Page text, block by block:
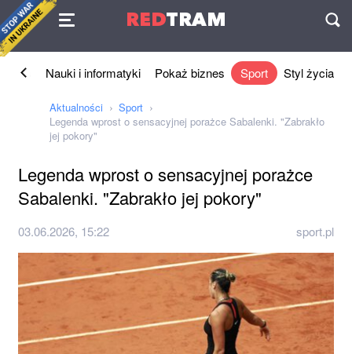
REDTRAM
Umowa
Nauki i informatyki Pokaż biznes Sport Styl życia
Aktualności
Sport
Legenda wprost o sensacyjnej porażce Sabalenki. "Zabrakło
jej pokory"
Legenda wprost o sensacyjnej porażce
Sabalenki. "Zabrakło jej pokory"
03.06.2026, 15:22 sport.pl